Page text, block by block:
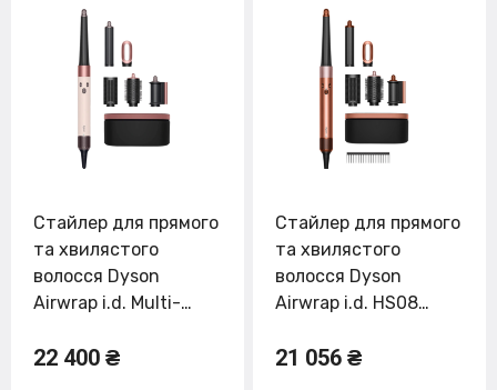
Стайлер для прямого
та хвилястого
волосся Dyson
Airwrap i.d. Multi-
Straight+Wavy -
22 400 ₴
Стайлер для прямого
та хвилястого
волосся Dyson
Airwrap i.d. HS08
Straight to Wavy -
21 056 ₴